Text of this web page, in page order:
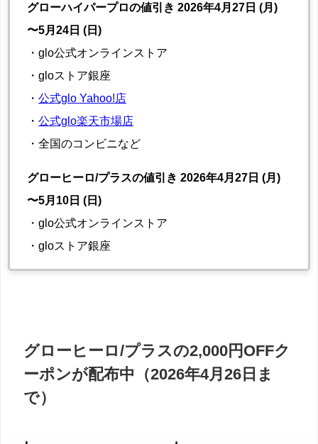
グローハイパープロの値引き 2026年4月27日 (月)
〜5月24日 (日)
・glo公式オンラインストア
・gloストア銀座
・ 公式glo Yahoo!店
・ 公式glo楽天市場店
・全国のコンビニなど
グローヒーロ/プラスの値引き 2026年4月27日 (月)
〜5月10日 (日)
・glo公式オンラインストア
・gloストア銀座
グローヒーロ/プラスの2,000円OFFク
ーポンが配布中（2026年4月26日ま
で）